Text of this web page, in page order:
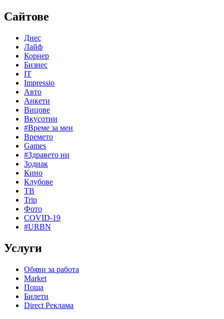
Сайтове
Днес
Лайф
Корнер
Бизнес
IT
Impressio
Авто
Анкети
Вицове
Вкусотии
#Време за мен
Времето
Games
#Здравето ни
Зодиак
Кино
Клубове
ТВ
Trip
Фото
COVID-19
#URBN
Услуги
Обяви за работа
Market
Поща
Билети
Direct Реклама